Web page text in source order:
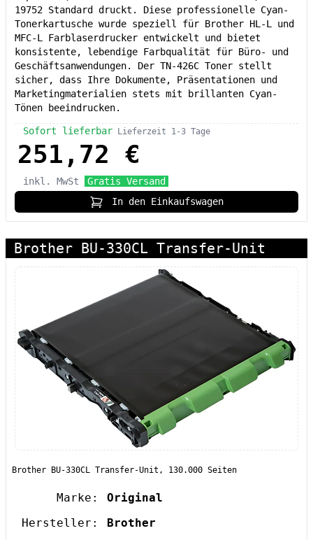
19752 Standard druckt. Diese professionelle Cyan-
Tonerkartusche wurde speziell für Brother HL-L und
MFC-L Farblaserdrucker entwickelt und bietet
konsistente, lebendige Farbqualität für Büro- und
Geschäftsanwendungen. Der TN-426C Toner stellt
sicher, dass Ihre Dokumente, Präsentationen und
Marketingmaterialien stets mit brillanten Cyan-
Tönen beeindrucken.
Sofort lieferbar Lieferzeit 1-3 Tage
251,72 €
inkl. MwSt
Gratis Versand
In den Einkaufswagen
Brother BU-330CL Transfer-Unit
Brother BU-330CL Transfer-Unit, 130.000 Seiten
Marke:
Original
Hersteller:
Brother